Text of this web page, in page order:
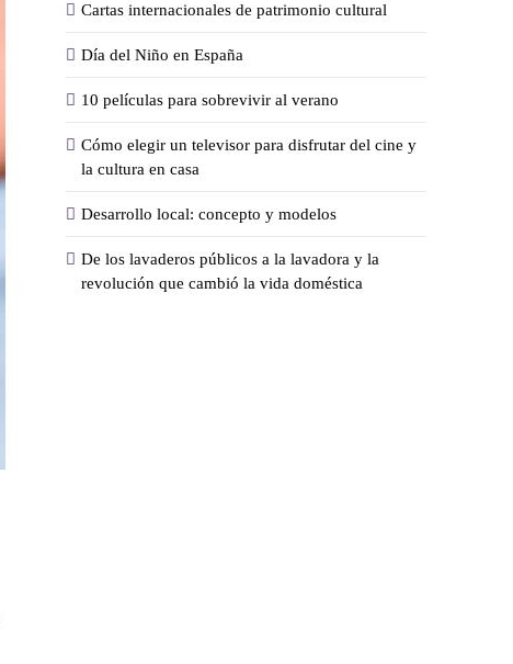
Cartas internacionales de patrimonio cultural
Día del Niño en España
10 películas para sobrevivir al verano
Cómo elegir un televisor para disfrutar del cine y
la cultura en casa
Desarrollo local: concepto y modelos
De los lavaderos públicos a la lavadora y la
revolución que cambió la vida doméstica